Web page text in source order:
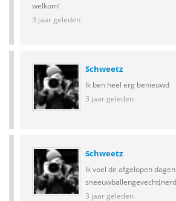
welkom!
3 jaar geleden
Schweetz
Ik ben heel erg benieuwd
3 jaar geleden
Schweetz
Ik voel de afgelopen
3 jaar geleden